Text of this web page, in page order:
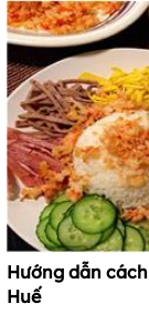
Hướng dẫn
Huế